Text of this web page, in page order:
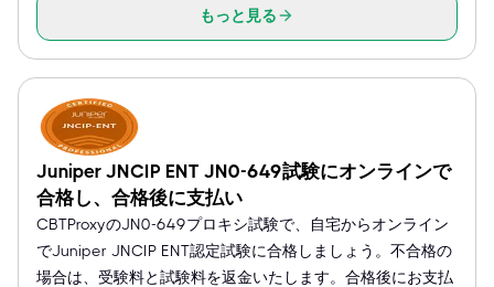
もっと見る
Juniper JNCIP ENT JN0-649試験にオンラインで
合格し、合格後に支払い
CBTProxyのJN0-649プロキシ試験で、自宅からオンライン
でJuniper JNCIP ENT認定試験に合格しましょう。不合格の
場合は、受験料と試験料を返金いたします。合格後にお支払